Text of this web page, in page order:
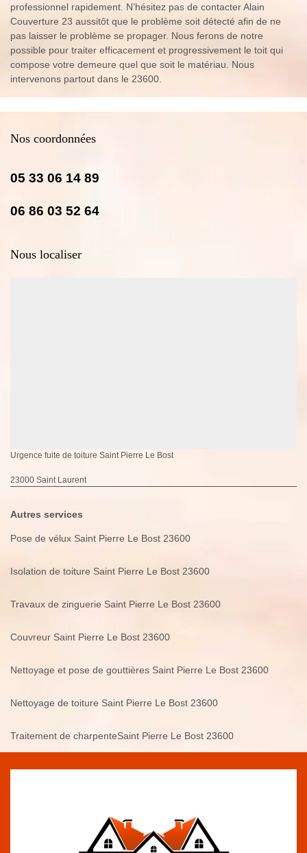
professionnel rapidement. N’hésitez pas de contacter Alain
Couverture 23 aussitôt que le problème soit détecté afin de ne
pas laisser le problème se propager. Nous ferons de notre
possible pour traiter efficacement et progressivement le toit qui
compose votre demeure quel que soit le matériau. Nous
intervenons partout dans le 23600.
Nos coordonnées
05 33 06 14 89
06 86 03 52 64
Nous localiser
Urgence fuite de toiture Saint Pierre Le Bost
23000 Saint Laurent
Autres services
Pose de vélux Saint Pierre Le Bost 23600
Isolation de toiture Saint Pierre Le Bost 23600
Travaux de zinguerie Saint Pierre Le Bost 23600
Couvreur Saint Pierre Le Bost 23600
Nettoyage et pose de gouttières Saint Pierre Le Bost 23600
Nettoyage de toiture Saint Pierre Le Bost 23600
Traitement de charpenteSaint Pierre Le Bost 23600